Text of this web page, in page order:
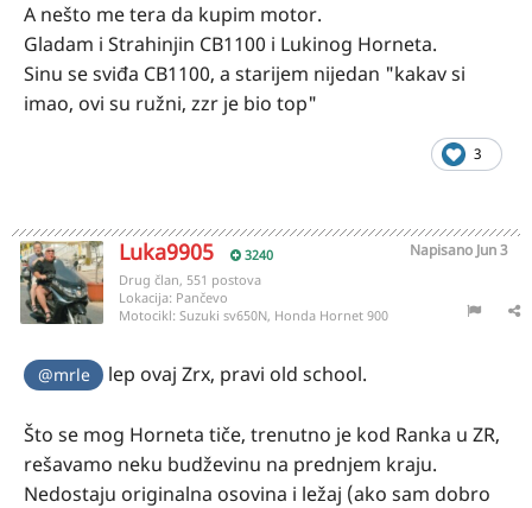
Kawasaki Zrx, 1997. godište, Naked, vozilo
prešlo 71000 km, Čačak. Cena 3.300 € - Motori
-...
A nešto me tera da kupim motor.
Gladam i Strahinjin CB1100 i Lukinog Horneta.
Sinu se sviđa CB1100, a starijem nijedan "kakav si
imao, ovi su ružni, zzr je bio top"
3
Luka9905 3240 Napisano Jun 3
Drug član, 551 postova
Lokacija: Pančevo
Motocikl: Suzuki sv650N, Honda Hornet 900
@mrle lep ovaj Zrx, pravi old school.
Što se mog Horneta tiče, trenutno je kod Ranka u ZR,
rešavamo neku budževinu na prednjem kraju.
Nedostaju originalna osovina i ležaj (ako sam dobro